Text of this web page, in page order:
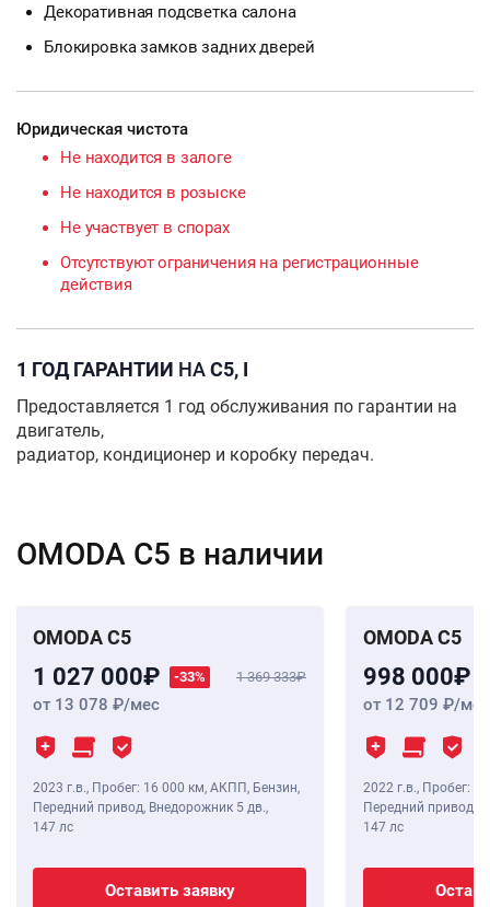
Декоративная подсветка салона
Блокировка замков задних дверей
Юридическая чистота
Не находится в залоге
Не находится в розыске
Не участвует в спорах
Отсутствуют ограничения на регистрационные
действия
1 ГОД ГАРАНТИИ НАC5, I
Предоставляется 1 год обслуживания по гарантии на
двигатель,
радиатор, кондиционер и коробку передач.
OMODA C5 в наличии
OMODA C5
1 027 000 -33% 1 369 333
от 13 078 /мес
2023 г.в., Пробег: 16 000 км, АКПП, Бензин,
Передний привод, Внедорожник 5 дв.,
147 лс
Оставить заявку
OMODA C5
998 000
от 12 709 /мес
2022 г.в., Пробег:
Передний привод,
147 лс